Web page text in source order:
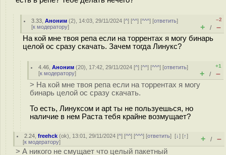
3.33 ,Аноним (2), 14:03, 29/11/2024 [^] [^^] [^^^] [ответить]
[к модератору]
–2
+ / –
На кой мне твоя репа если на торрентах я могу бинарь
целой ос сразу скачать. Зачем тогда Линукс?
4.46 ,Аноним (20), 17:42, 29/11/2024 [^] [^^] [^^^] [ответить]
[к модератору]
+1
+ / –
> На кой мне твоя репа если на торрентах я могу
бинарь целой ос сразу скачать.
То есть, Линуксом и apt ты не пользуешься, но
наличие в нем Раста тебя крайне возмущает?
2.24 ,freehck (ok), 13:01, 29/11/2024 [^] [^^] [^^^] [ответить][↓] [↑]
[к модератору] + / –
> А никого не смущает что целый пакетный